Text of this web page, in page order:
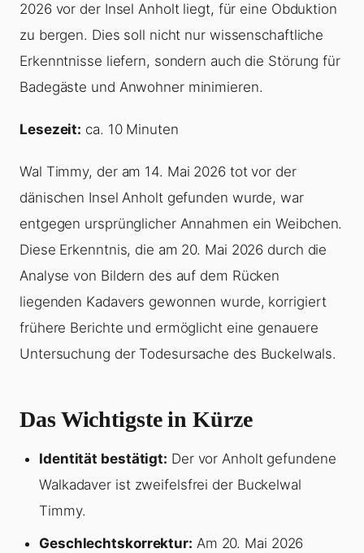
2026 vor der Insel Anholt liegt, für eine Obduktion
zu bergen. Dies soll nicht nur wissenschaftliche
Erkenntnisse liefern, sondern auch die Störung für
Badegäste und Anwohner minimieren.
Lesezeit: ca. 10 Minuten
Wal Timmy, der am 14. Mai 2026 tot vor der
dänischen Insel Anholt gefunden wurde, war
entgegen ursprünglicher Annahmen ein Weibchen.
Diese Erkenntnis, die am 20. Mai 2026 durch die
Analyse von Bildern des auf dem Rücken
liegenden Kadavers gewonnen wurde, korrigiert
frühere Berichte und ermöglicht eine genauere
Untersuchung der Todesursache des Buckelwals.
Das Wichtigste in Kürze
Identität bestätigt: Der vor Anholt gefundene
Walkadaver ist zweifelsfrei der Buckelwal
Timmy.
Geschlechtskorrektur: Am 20. Mai 2026